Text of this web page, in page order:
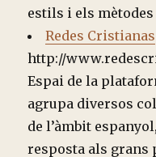
estils i els
Redes Cristianas
http://
Espai de la
agrupa diversos
de l’àmbit
resposta als grans